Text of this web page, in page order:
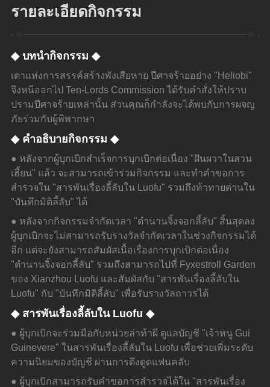
รายละเอียดกิจกรรม
◆ บทนำกิจกรรม ◆
เตาแห่งการสรรค์สร้างพังเสียหาย ปีศาจร้ายอย่าง "Heliobi"
จึงหนีออกไป Ten-Lords Commission ได้รับคำสั่งให้ปราบ
ปรามปีศาจร้ายเหล่านั้น ส่วนคุณก็กำลังจะได้พบกับการผจญ
ภัยร่วมกับผู้พิพากษา
◆ คำอธิบายกิจกรรม ◆
● หลังจากผู้บุกเบิกสำเร็จการบุกเบิกต่อเนื่อง "ฝันผวาในสวน
เฮี้ยน" แล้ว จะสามารถเข้าร่วมกิจกรรม และทำคำขอการ
สำรวจใน "สารพันเรื่องลี้ลับใน Luofu" รวมถึงท้าทายด่านใน
"บันทึกมิติลี้ลับ" ได้
● หลังจากกิจกรรมจำกัดเวลา "ตำนานจิ้งจอกลี้ลับ" สิ้นสุดลง
ผู้บุกเบิกจะไม่สามารถรับรางวัลจำกัดเวลาในช่วงกิจกรรมได้
อีก แต่จะยังสามารถสัมผัสเนื้อเรื่องการบุกเบิกต่อเนื่อง
"ตำนานจิ้งจอกลี้ลับ" รวมถึงสามารถไปที่ Fyxestroll Garden
ของ Xianzhou Luofu และสัมผัสกับ "สารพันเรื่องลี้ลับใน
Luofu" กับ "บันทึกมิติลี้ลับ" เพื่อรับรางวัลถาวรได้
◆ สารพันเรื่องลี้ลับใน Luofu ◆
● ผู้บุกเบิกจะร่วมมือกับหน่วยล่าท้าผี ดูแลบัญชี "เจ้าหนู Gui
Guinevere" ในสารพันเรื่องลี้ลับใน Luofu เพื่อช่วยเพิ่มระดับ
ความนิยมของบัญชี ผ่านการดึงดูดแฟนคลับ
● ผู้บุกเบิกสามารถรับคำขอการสำรวจได้ใน "สารพันเรื่อง